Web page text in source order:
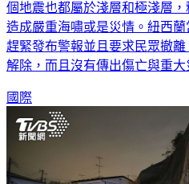
個地震也都屬於淺層和極淺層
造成嚴重海嘯或是災情。紐西
趕緊發布警報並且要求民眾撤
解除，而且沒有傳出傷亡與重大
國際